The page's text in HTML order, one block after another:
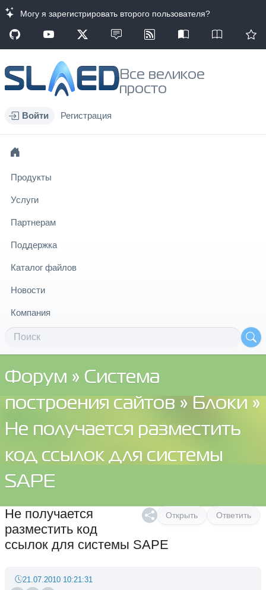
Могу я зарегистрировать второго пользователя?
Все великое
просто
Войти Регистрация
Продукты
Услуги
Партнерам
Поддержка
Каталог файлов
Новости
Компания
Форум » Система
построения сайтов » Блоки »
Не получается разместить
код ссылок для системы
SAPE
Открыть Ответить
Не получается
разместить код
ссылок для системы SAPE
21.07.2010 10:21:31